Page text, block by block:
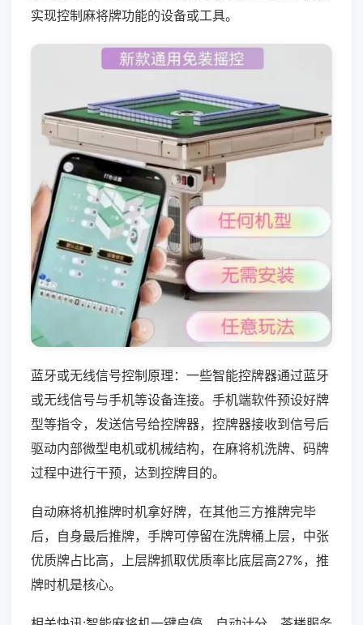
实现控制麻将牌功能的设备或工具。
蓝牙或无线信号控制原理：一些智能控牌器通过蓝牙
或无线信号与手机等设备连接。手机端软件预设好牌
型等指令，发送信号给控牌器，控牌器接收到信号后
驱动内部微型电机或机械结构，在麻将机洗牌、码牌
过程中进行干预，达到控牌目的。
自动麻将机推牌时机拿好牌，在其他三方推牌完毕
后，自身最后推牌，手牌可停留在洗牌桶上层，中张
优质牌占比高，上层牌抓取优质率比底层高27%，推
牌时机是核心。